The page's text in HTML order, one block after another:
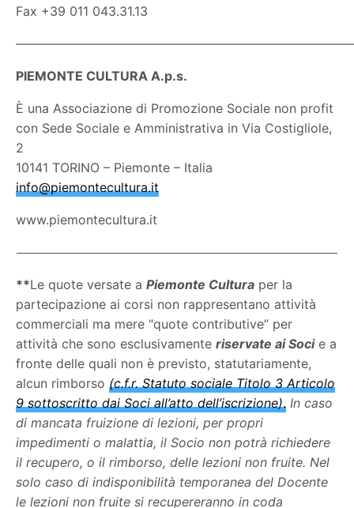
Fax +39 011 043.31.13
PIEMONTE CULTURA A.p.s.
È una Associazione di Promozione Sociale non profit
con Sede Sociale e Amministrativa in Via Costigliole,
2
10141 TORINO – Piemonte – Italia
info@piemontecultura.it
www.piemontecultura.it
**Le quote versate aPiemonte Cultura per la
partecipazione ai corsi non rappresentano attività
commerciali ma mere “quote contributive” per
attività che sono esclusivamenteriservate ai Socie a
fronte delle quali non è previsto, statutariamente,
alcun rimborso (c.f.r. Statuto sociale Titolo 3 Articolo
9 sottoscritto dai Soci all’atto dell’iscrizione). In caso
di mancata fruizione di lezioni, per propri
impedimenti o malattia, il Socio non potrà richiedere
il recupero, o il rimborso, delle lezioni non fruite. Nel
solo caso di indisponibilità temporanea del Docente
le lezioni non fruite si recupereranno in coda